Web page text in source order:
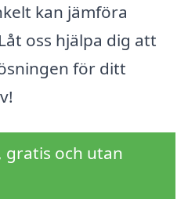
kan jämföra
oss hjälpa dig att
för ditt
gratis och utan